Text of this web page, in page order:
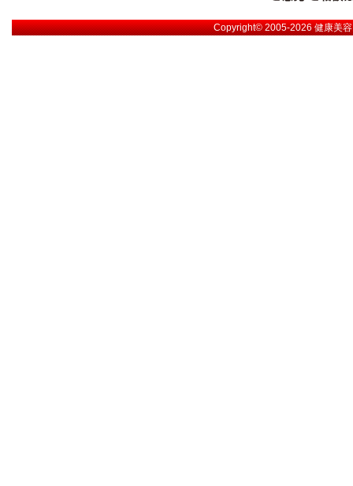
Copyright© 2005-2026健康美